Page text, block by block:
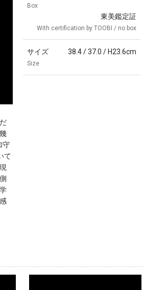
Box
東美鑑定証
With certification by TOOBI / no box
サイズ
Size
38.4 / 37.0 / H23.6cm
守
て